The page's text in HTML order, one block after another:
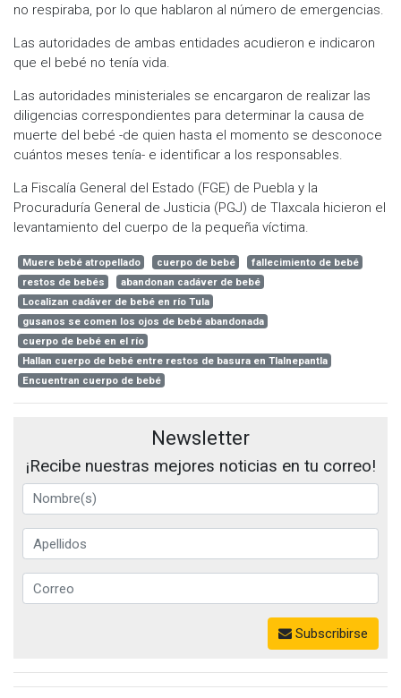
no respiraba, por lo que hablaron al número de emergencias.
Las autoridades de ambas entidades acudieron e indicaron
que el bebé no tenía vida.
Las autoridades ministeriales se encargaron de realizar las
diligencias correspondientes para determinar la causa de
muerte del bebé -de quien hasta el momento se desconoce
cuántos meses tenía- e identificar a los responsables.
La Fiscalía General del Estado (FGE) de Puebla y la
Procuraduría General de Justicia (PGJ) de Tlaxcala hicieron el
levantamiento del cuerpo de la pequeña víctima.
Muere bebé atropellado cuerpo de bebé
fallecimiento de bebé
restos de bebés
abandonan cadáver de bebé
Localizan cadáver de bebé en río Tula
gusanos se comen los ojos de bebé abandonada
cuerpo de bebé en el río
Hallan cuerpo de bebé entre restos de basura en Tlalnepantla
Encuentran cuerpo de bebé
Newsletter
¡Recibe nuestras mejores noticias en tu correo!
Subscribirse